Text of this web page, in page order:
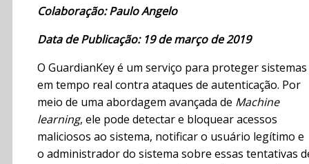
Colaboração: Paulo Angelo
Data de Publicação: 19 de março de 2019
O GuardianKey é um serviço para proteger sistemas
em tempo real contra ataques de autenticação. Por
meio de uma abordagem avançada de Machine
learning, ele pode detectar e bloquear acessos
maliciosos ao sistema, notificar o usuário legítimo e
o administrador do sistema sobre essas tentativas